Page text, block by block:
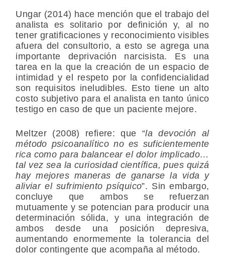
Ungar (2014) hace mención que el trabajo del
analista es solitario por definición y, al no
tener gratificaciones y reconocimiento visibles
afuera del consultorio, a esto se agrega una
importante deprivación narcisista. Es una
tarea en la que la creación de un espacio de
intimidad y el respeto por la confidencialidad
son requisitos ineludibles. Esto tiene un alto
costo subjetivo para el analista en tanto único
testigo en caso de que un paciente mejore.
Meltzer (2008) refiere: que “la devoción al
método psicoanalítico no es suficientemente
rica como para balancear el dolor implicado…
tal vez sea la curiosidad científica, pues quizá
hay mejores maneras de ganarse la vida y
aliviar el sufrimiento psíquico”. Sin embargo,
concluye que ambos se refuerzan
mutuamente y se potencian para producir una
determinación sólida, y una integración de
ambos desde una posición depresiva,
aumentando enormemente la tolerancia del
dolor contingente que acompaña al método.